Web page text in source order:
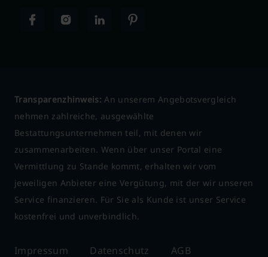
Transparenzhinweis: An unserem Angebotsvergleich
nehmen zahlreiche, ausgewählte
Bestattungsunternehmen teil, mit denen wir
zusammenarbeiten. Wenn über unser Portal eine
Vermittlung zu Stande kommt, erhalten wir vom
jeweiligen Anbieter eine Vergütung, mit der wir unseren
Service finanzieren. Für Sie als Kunde ist unser Service
kostenfrei und unverbindlich.
Impressum Datenschutz AGB